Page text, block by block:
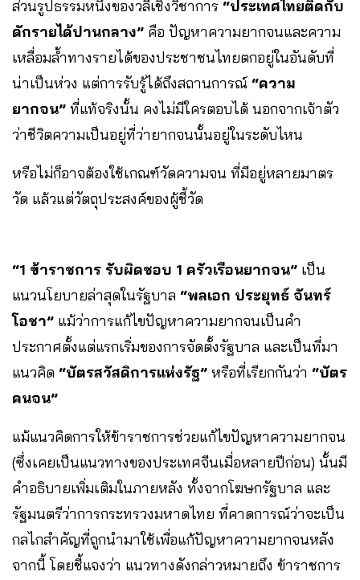
ส่วนรูปธรรมหนึ่งของวลีเชิงวิชาการ “ประเทศไทยติดกับ
ดักรายได้ปานกลาง” คือ ปัญหาความยากจนและความ
เหลื่อมล้ำทางรายได้ของประชาชนไทยตกอยู่ในอันดับที่
น่าเป็นห่วง แต่การรับรู้ได้ถึงสถานการณ์ “ความ
ยากจน” ที่แท้จริงนั้น คงไม่มีใครตอบได้ นอกจากเจ้าตัว
ว่าชีวิตความเป็นอยู่ที่ว่ายากจนนั้นอยู่ในระดับไหน
หรือไม่ก็อาจต้องใช้เกณฑ์วัดความจน ที่มีอยู่หลายมาตร
วัด แล้วแต่วัตถุประสงค์ของผู้ชี้วัด
“1 ข้าราชการ รับผิดชอบ 1 ครัวเรือนยากจน” เป็น
แนวนโยบายล่าสุดในรัฐบาล “พลเอก ประยุทธ์ จันทร์
โอชา” แม้ว่าการแก้ไขปัญหาความยากจนเป็นคำ
ประกาศตั้งแต่แรกเริ่มของการจัดตั้งรัฐบาล และเป็นที่มา
แนวคิด “บัตรสวัสดิการแห่งรัฐ” หรือที่เรียกกันว่า “บัตร
คนจน”
แม้แนวคิดการให้ข้าราชการช่วยแก้ไขปัญหาความยากจน
(ซึ่งเคยเป็นแนวทางของประเทศจีนเมื่อหลายปีก่อน) นั้นมี
คำอธิบายเพิ่มเติมในภายหลัง ทั้งจากโฆษกรัฐบาล และ
รัฐมนตรีว่าการกระทรวงมหาดไทย ที่คาดการณ์ว่าจะเป็น
กลไกสำคัญที่ถูกนำมาใช้เพื่อแก้ปัญหาความยากจนหลัง
จากนี้ โดยชี้แจงว่า แนวทางดังกล่าวหมายถึง ข้าราชการ